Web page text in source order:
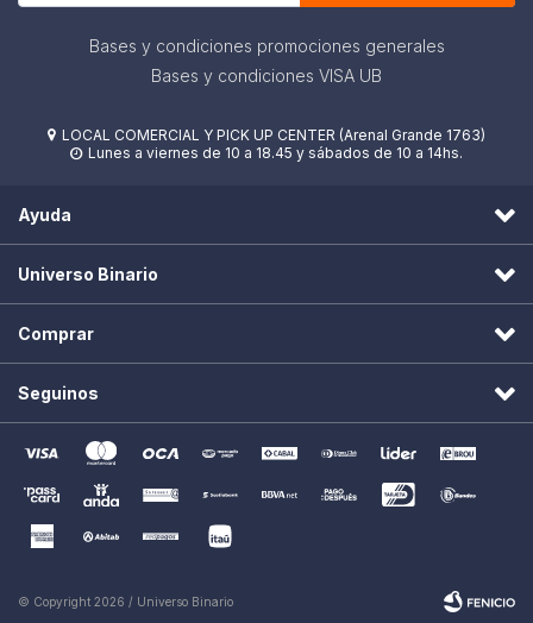
Bases y condiciones promociones generales
Bases y condiciones VISA UB
 LOCAL COMERCIAL Y PICK UP CENTER (Arenal Grande 1763)
 Lunes a viernes de 10 a 18.45 y sábados de 10 a 14hs.
Ayuda
Universo Binario
Comprar
Seguinos
© Copyright 2026 / Universo Binario